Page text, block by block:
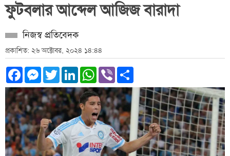
ফুটবলার আব্দেল আজিজ বারাদা
নিজস্ব প্রতিবেদক
প্রকাশিত: ২৬ অক্টোবর, ২০২৪ ১৪:৪৪
Facebook
Messenger
TwitterLinkedInWhatsApp
Viber